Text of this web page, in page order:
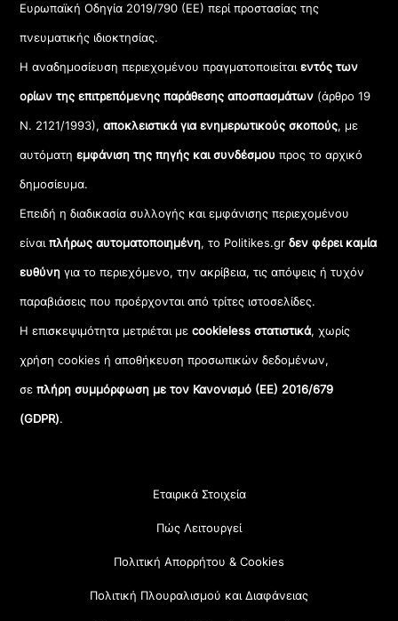
Ευρωπαϊκή Οδηγία 2019/790 (ΕΕ) περί προστασίας της
πνευματικής ιδιοκτησίας.
Η αναδημοσίευση περιεχομένου πραγματοποιείταιεντός των
ορίων της επιτρεπόμενης παράθεσης αποσπασμάτων (άρθρο 19
Ν. 2121/1993), αποκλειστικά για ενημερωτικούς σκοπούς, με
αυτόματηεμφάνιση της πηγής και συνδέσμου προς το αρχικό
δημοσίευμα.
Επειδή η διαδικασία συλλογής και εμφάνισης περιεχομένου
είναιπλήρως αυτοματοποιημένη, το Politikes.grδεν φέρει καμία
ευθύνη για το περιεχόμενο, την ακρίβεια, τις απόψεις ή τυχόν
παραβιάσεις που προέρχονται από τρίτες ιστοσελίδες.
Η επισκεψιμότητα μετριέται μεcookieless στατιστικά, χωρίς
χρήση cookies ή αποθήκευση προσωπικών δεδομένων,
σεπλήρη συμμόρφωση με τον Κανονισμό (ΕΕ) 2016/679
(GDPR).
Εταιρικά Στοιχεία
Πώς Λειτουργεί
Πολιτική Απορρήτου & Cookies
Πολιτική Πλουραλισμού και Διαφάνειας